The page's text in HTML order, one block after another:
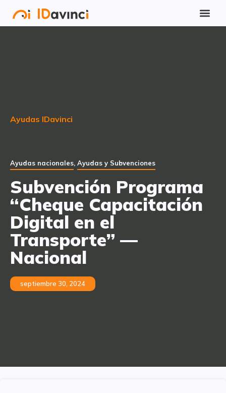
Ayudas IDavinci
Ayudas nacionales, Ayudas y Subvenciones
Subvención Programa
“Cheque Capacitación
Digital en el
Transporte” —
Nacional
septiembre 30, 2024